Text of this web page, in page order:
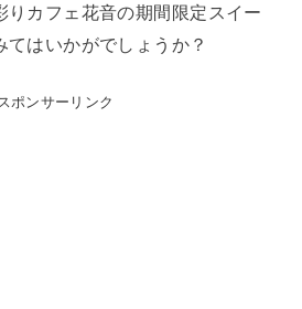
りカフェ花音の期間限定スイー
はいかがでしょうか？
スポンサーリンク